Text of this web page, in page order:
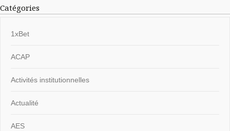
Catégories
1xBet
ACAP
Activités institutionnelles
Actualité
AES